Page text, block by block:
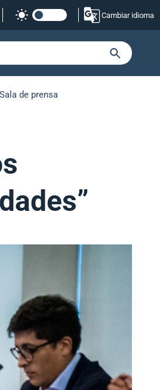
Cambiar idioma
Sala de prensa